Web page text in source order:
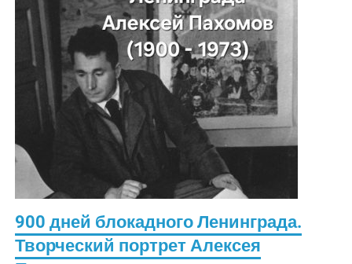
900 дней блокадного Ленинграда.
Творческий портрет Алексея